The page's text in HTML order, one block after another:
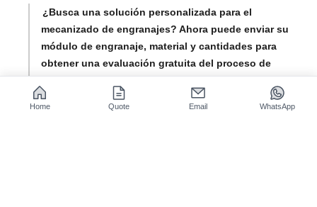
¿Busca una solución personalizada para el
mecanizado de engranajes? Ahora puede enviar su
módulo de engranaje, material y cantidades para
obtener una evaluación gratuita del proceso de
mecanizado en 48 horas por parte de los ingenieros
de JS Precision y así evitar riesgos durante el
Home Quote Email WhatsApp